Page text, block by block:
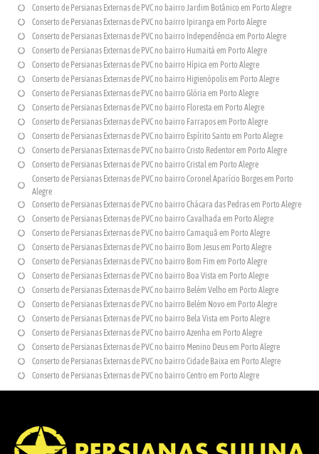
Conserto de Persianas Externas de PVC no bairro Jardim Botânico em Porto Alegre
Conserto de Persianas Externas de PVC no bairro Ipiranga em Porto Alegre
Conserto de Persianas Externas de PVC no bairro Independência em Porto Alegre
Conserto de Persianas Externas de PVC no bairro Humaitá em Porto Alegre
Conserto de Persianas Externas de PVC no bairro Hípica em Porto Alegre
Conserto de Persianas Externas de PVC no bairro Higienópolis em Porto Alegre
Conserto de Persianas Externas de PVC no bairro Glória em Porto Alegre
Conserto de Persianas Externas de PVC no bairro Floresta em Porto Alegre
Conserto de Persianas Externas de PVC no bairro Farrapos em Porto Alegre
Conserto de Persianas Externas de PVC no bairro Espírito Santo em Porto Alegre
Conserto de Persianas Externas de PVC no bairro Cristo Redentor em Porto Alegre
Conserto de Persianas Externas de PVC no bairro Cristal em Porto Alegre
Conserto de Persianas Externas de PVC no bairro Coronel Aparício Borges em Porto
Alegre
Conserto de Persianas Externas de PVC no bairro Chácara das Pedras em Porto Alegre
Conserto de Persianas Externas de PVC no bairro Cavalhada em Porto Alegre
Conserto de Persianas Externas de PVC no bairro Camaquã em Porto Alegre
Conserto de Persianas Externas de PVC no bairro Bom Jesus em Porto Alegre
Conserto de Persianas Externas de PVC no bairro Bom Fim em Porto Alegre
Conserto de Persianas Externas de PVC no bairro Boa Vista em Porto Alegre
Conserto de Persianas Externas de PVC no bairro Belém Velho em Porto Alegre
Conserto de Persianas Externas de PVC no bairro Belém Novo em Porto Alegre
Conserto de Persianas Externas de PVC no bairro Bela Vista em Porto Alegre
Conserto de Persianas Externas de PVC no bairro Azenha em Porto Alegre
Conserto de Persianas Externas de PVC no bairro Menino Deus em Porto Alegre
Conserto de Persianas Externas de PVC no bairro Cidade Baixa em Porto Alegre
Conserto de Persianas Externas de PVC no bairro Centro em Porto Alegre